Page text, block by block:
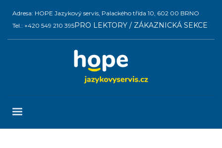
Adresa: HOPE Jazykový servis, Palackého třída 10, 602 00 BRNO
Tel.: +420 549 210 395PRO LEKTORY / ZÁKAZNICKÁ SEKCE